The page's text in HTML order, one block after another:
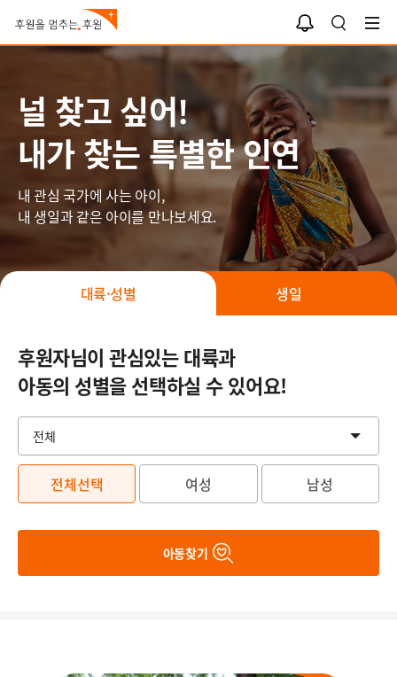
검
색
알
림
함
나와 너의 인연
널 찾고 싶어!
내가 찾는 특별한 인연
내 관심 국가에 사는 아이,
내 생일과 같은 아이를 만나보세요.
대륙·성별
후원자님이 관심있는 대륙과
아동의 성별을 선택하실 수 있어요!
전체선택 여성 남성
아동찾기
생일